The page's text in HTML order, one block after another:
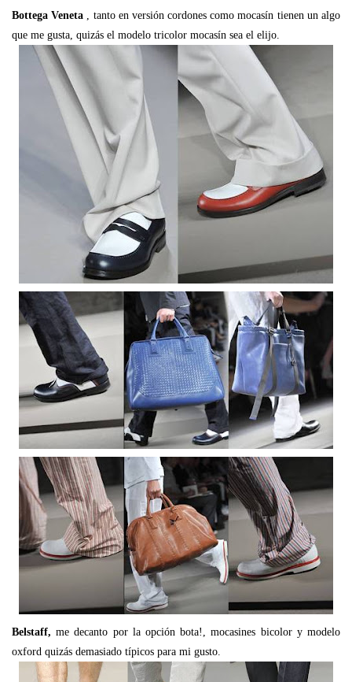
Bottega Veneta , tanto en versión cordones como mocasín tienen un algo
que me gusta, quizás el modelo tricolor mocasín sea el elijo.
Belstaff, me decanto por la opción bota!, mocasines bicolor y modelo
oxford quizás demasiado típicos para mi gusto.